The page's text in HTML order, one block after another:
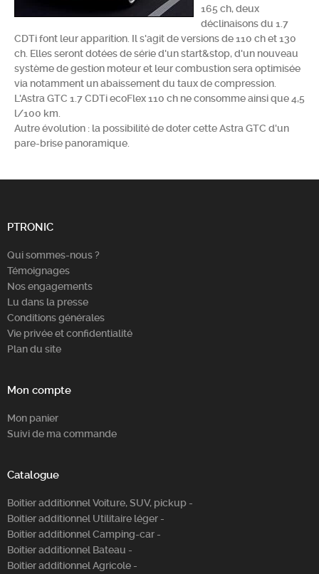
Chercher
165 ch, deux
déclinaisons du 1.7
CDTi font leur apparition. Il s'agit de versions de 110 ch et 130
ch. Elles seront dotées de série d'un start&stop, d'un nouveau
système de gestion moteur et leur combustion sera optimisée
via notamment un abaissement du taux de compression.
L'Astra GTC 1.7 CDTi ecoFlex 110 ch ne consomme ainsi que 4,5
l/100 km.
Autre évolution : la possibilité de doter cette Astra GTC d'un
pare-brise panoramique.
PTRONIC
Qui sommes-nous ?
Témoignages
Nos engagements
Lu dans la presse
Conditions générales
Vie privée et confidentialité
Plan du site
Mon compte
Mon panier
Suivi de ma commande
Catalogue
Boitier additionnel Voiture, SUV, pickup -
Boitier additionnel Utilitaire léger -
Boitier additionnel Camping-car -
Boitier additionnel Bateau -
Boitier additionnel Agricole -